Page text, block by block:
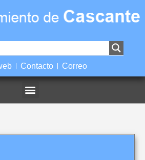
Contacto Correo